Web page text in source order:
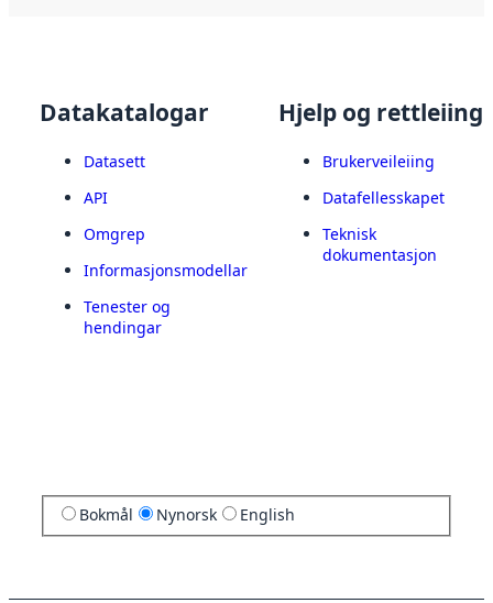
Datakatalogar
Datasett
API
Omgrep
Informasjonsmodellar
Tenester og
hendingar
Hjelp og rettleiing
Brukerveileiing
Datafellesskapet
Teknisk
dokumentasjon
Bokmål Nynorsk English